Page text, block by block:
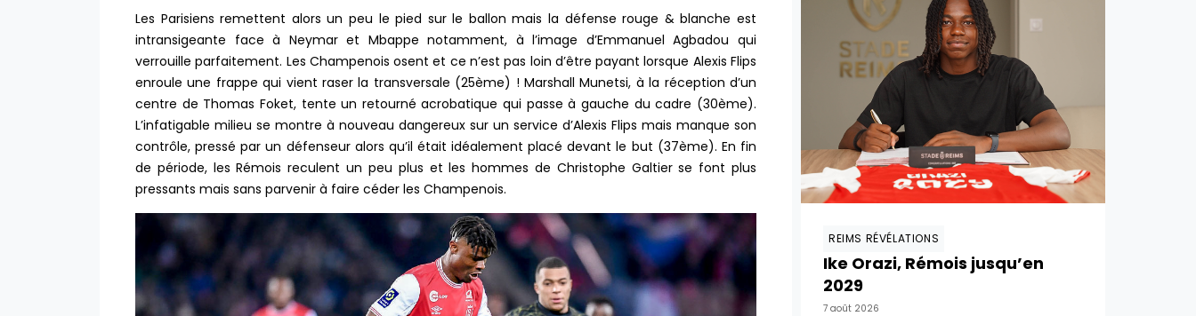
Les Parisiens remettent alors un peu le pied sur le ballon mais la défense rouge & blanche est
intransigeante face à Neymar et Mbappe notamment, à l’image d’Emmanuel Agbadou qui
verrouille parfaitement. Les Champenois osent et ce n’est pas loin d’être payant lorsque Alexis Flips
enroule une frappe qui vient raser la transversale (25ème) ! Marshall Munetsi, à la réception d’un
centre de Thomas Foket, tente un retourné acrobatique qui passe à gauche du cadre (30ème).
L’infatigable milieu se montre à nouveau dangereux sur un service d’Alexis Flips mais manque son
contrôle, pressé par un défenseur alors qu’il était idéalement placé devant le but (37ème). En fin
de période, les Rémois reculent un peu plus et les hommes de Christophe Galtier se font plus
pressants mais sans parvenir à faire céder les Champenois.
REIMS RÉVÉLATIONS
Ike Orazi, Rémois jusqu’en
2029
7 août 2026